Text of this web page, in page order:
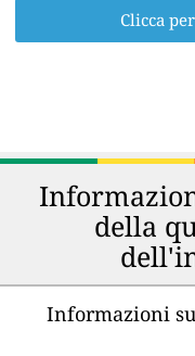
Clicca
della
Informazioni